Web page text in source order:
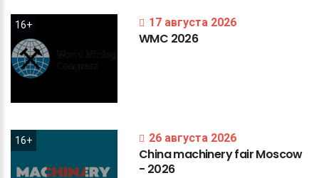
16+ 17 августа 2026
WMC 2026
16+ 26 августа 2026
ChinamachineryfairMoscow
- 2026